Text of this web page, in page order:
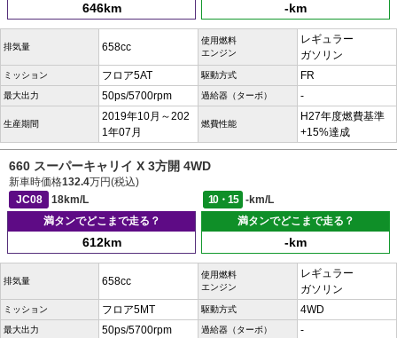
646km -km
排気量 658cc
使用燃料
エンジン
レギュラー
ガソリン
ミッション フロア5AT 駆動方式 FR
最大出力 50ps/5700rpm 過給器（ターボ） -
生産期間
2019年10月～202
1年07月
燃費性能
H27年度燃費基準
+15%達成
660 スーパーキャリイ X 3方開 4WD
新車時価格132.4万円(税込)
JC08
18km/L 10・15
-km/L
満タンでどこまで走る？
612km
満タンでどこまで走る？
-km
排気量 658cc
使用燃料
エンジン
レギュラー
ガソリン
ミッション フロア5MT 駆動方式 4WD
最大出力 50ps/5700rpm 過給器（ターボ） -